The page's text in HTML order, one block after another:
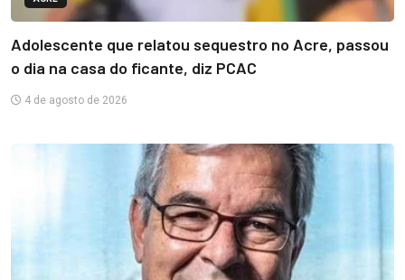
Adolescente que relatou sequestro no Acre, passou
o dia na casa do ficante, diz PCAC
4 de agosto de 2026